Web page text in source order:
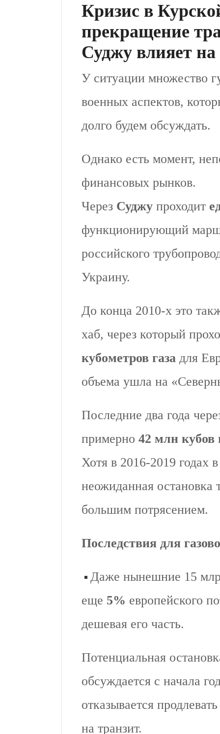
Кризис в
прекращение
Суджу влияет
У ситуации множество
военных аспектов,
долго будем обсуждать.
Однако есть момент,
финансовых рынков.
Через Суджу проходит
функционирующий
российского
Украину.
До конца 2010-х это
хаб, через который
кубометров газа для
объема ушла на
Последние два года
примерно 42 млн кубов
Хотя в 2016-2019 годах
неожиданная остановка
большим потрясением.
Последствия для
Даже нынешние 15
еще 5% европейского
дешевая его часть.
Потенциальная
обсуждается с начала
отказывается
на транзит.